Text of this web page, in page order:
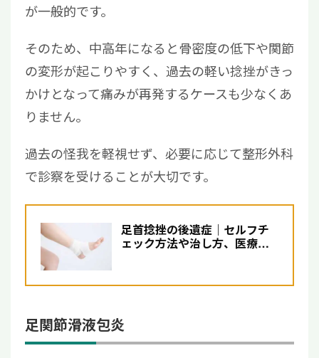
が一般的です。
そのため、中高年になると骨密度の低下や関節
の変形が起こりやすく、過去の軽い捻挫がきっ
かけとなって痛みが再発するケースも少なくあ
りません。
過去の怪我を軽視せず、必要に応じて整形外科
で診察を受けることが大切です。
足首捻挫の後遺症｜セルフチ
ェック方法や治し方、医療機
足関節滑液包炎